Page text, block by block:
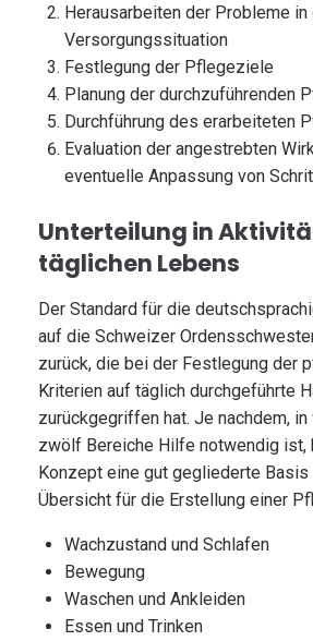
Herausarbeiten der Probleme in
Versorgungssituation
Festlegung der Pflegeziele
Planung der durchzuführenden
Durchführung des erarbeiteten
Evaluation der angestrebten
eventuelle Anpassung von
Unterteilung in
täglichen Lebens
Der Standard für die
auf die Schweizer
zurück, die bei der Festlegung der
Kriterien auf täglich durchgeführte
zurückgegriffen hat. Je nachdem,
zwölf Bereiche Hilfe notwendig
Konzept eine gut gegliederte
Übersicht für die Erstellung einer
Wachzustand und Schlafen
Bewegung
Waschen und Ankleiden
Essen und Trinken